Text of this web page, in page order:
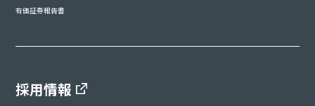
有価証券報告書
採用情報